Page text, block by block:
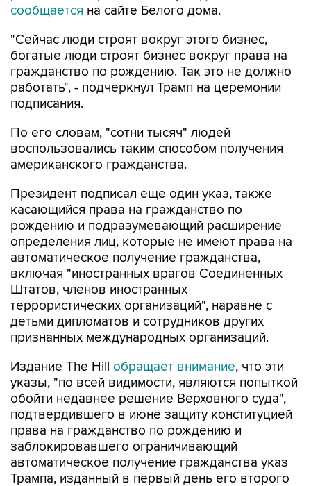
"Сейчас люди строят вокруг этого бизнес,
гражданство по рождению. Так это не должно
работать", - подчеркнул Трамп на церемонии
подписания.
По его словам, "сотни тысяч" людей
американского гражданства.
Президент подписал еще один указ, также
рождению и подразумевающий расширение
определения лиц, которые не имеют права на
автоматическое получение гражданства,
включая "иностранных врагов Соединенных
Штатов, членов иностранных
террористических организаций", наравне с
детьми дипломатов и сотрудников других
признанных международных организаций.
Издание The Hillобращает внимание, что эти
обойти недавнее решение Верховного суда",
подтвердившего в июне защиту конституцией
права на гражданство по рождению и
заблокировавшего ограничивающий
автоматическое получение гражданства указ
Трампа, изданный в первый день его второго
президентского срока.